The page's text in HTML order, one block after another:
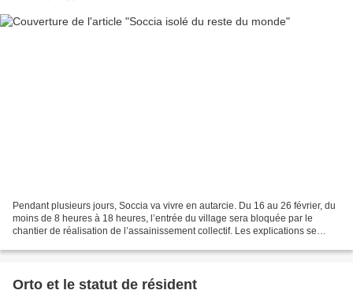
Pendant plusieurs jours, Soccia va vivre en autarcie. Du 16 au 26 février, du
moins de 8 heures à 18 heures, l’entrée du village sera bloquée par le
chantier de réalisation de l’assainissement collectif. Les explications se
Orto et le statut de résident